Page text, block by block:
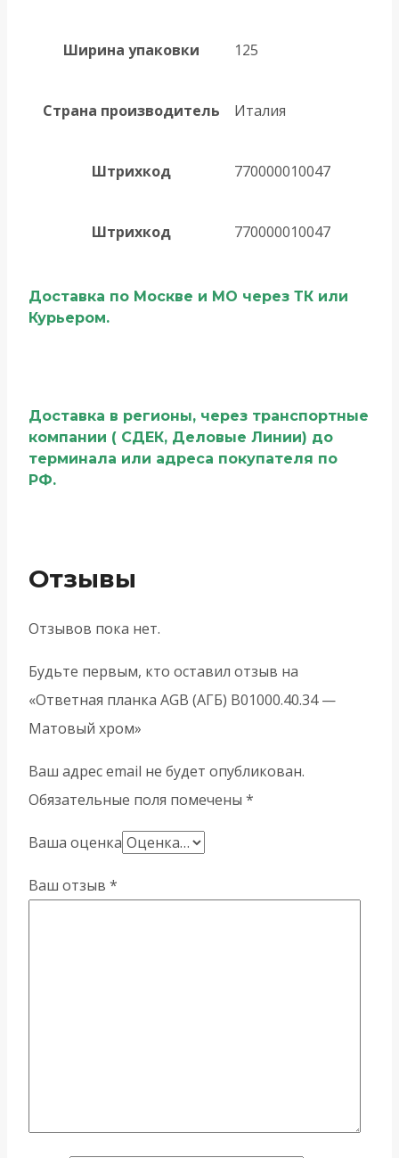
Ширина упаковки 125
Страна производитель Италия
Штрихкод 770000010047
Штрихкод 770000010047
Доставка по Москве и МО через ТК или
Курьером.
Доставка в регионы, через транспортные
компании ( СДЕК, Деловые Линии) до
терминала или адреса покупателя по
РФ.
Отзывы
Отзывов пока нет.
Будьте первым, кто оставил отзыв на
«Ответная планка AGB (АГБ) B01000.40.34 —
Матовый хром»
Ваш адрес email не будет опубликован.
Обязательные поля помечены *
Ваша оценка
Ваш отзыв *